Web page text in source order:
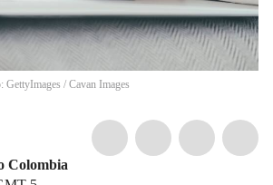
GettyImages / Cavan Images
Colombia